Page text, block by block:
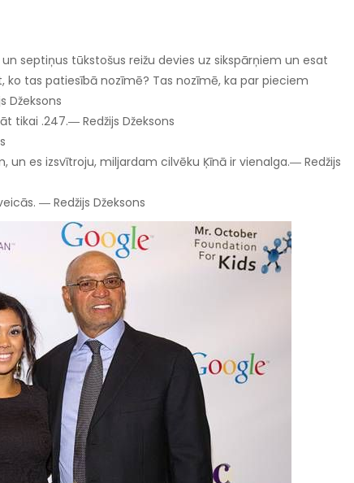
septiņus tūkstošus reižu devies uz sikspārņiem un esat
ko tas patiesībā nozīmē? Tas nozīmē, ka par pieciem
Džeksons
tikai .247.― Redžijs Džeksons
es izsvītroju, miljardam cilvēku Ķīnā ir vienalga.― Redžijs
― Redžijs Džeksons